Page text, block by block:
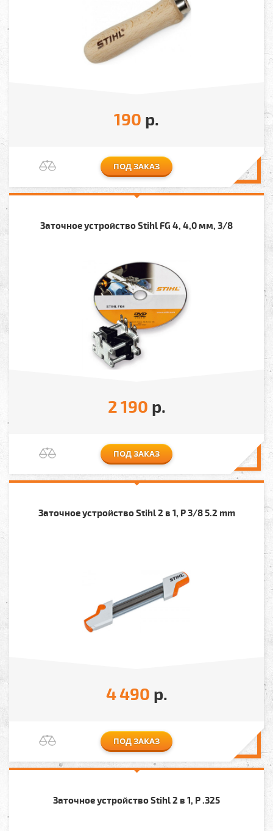
190 р.
ПОД ЗАКАЗ
Заточное устройство Stihl FG 4, 4,0 мм, 3/8
2 190 р.
ПОД ЗАКАЗ
Заточное устройство Stihl 2 в 1, P 3/8 5.2 mm
4 490 р.
ПОД ЗАКАЗ
Заточное устройство Stihl 2 в 1, P .325